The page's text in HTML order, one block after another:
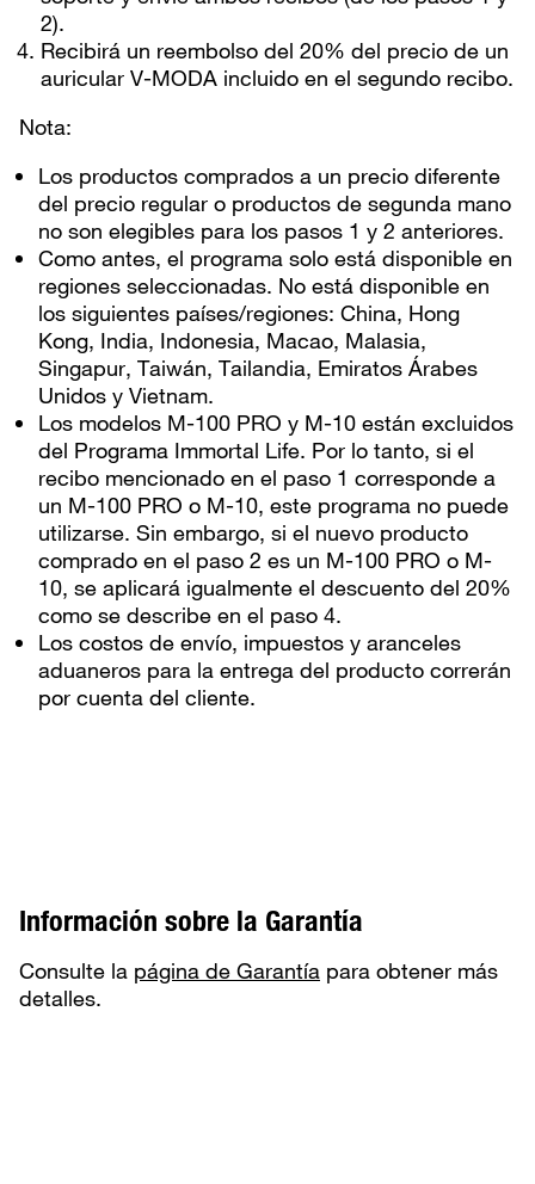
2).
Recibirá un reembolso del 20% del precio de un
auricular V-MODA incluido en el segundo recibo.
Nota:
Los productos comprados a un precio diferente
del precio regular o productos de segunda mano
no son elegibles para los pasos 1 y 2 anteriores.
Como antes, el programa solo está disponible en
regiones seleccionadas. No está disponible en
los siguientes países/regiones: China, Hong
Kong, India, Indonesia, Macao, Malasia,
Singapur, Taiwán, Tailandia, Emiratos Árabes
Unidos y Vietnam.
Los modelos M-100 PRO y M-10 están excluidos
del Programa Immortal Life. Por lo tanto, si el
recibo mencionado en el paso 1 corresponde a
un M-100 PRO o M-10, este programa no puede
utilizarse. Sin embargo, si el nuevo producto
comprado en el paso 2 es un M-100 PRO o M-
10, se aplicará igualmente el descuento del 20%
como se describe en el paso 4.
Los costos de envío, impuestos y aranceles
aduaneros para la entrega del producto correrán
por cuenta del cliente.
Información sobre la Garantía
Consulte la página de Garantía para obtener más
detalles.